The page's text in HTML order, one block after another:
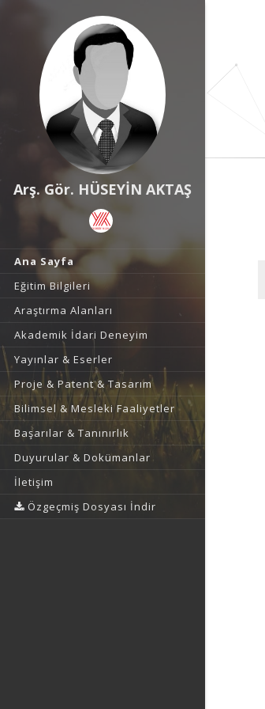
Arş. Gör. HÜSEYİN AKTAŞ
Ana Sayfa
Eğitim Bilgileri
Araştırma Alanları
Akademik İdari Deneyim
Yayınlar & Eserler
Proje & Patent & Tasarım
Bilimsel & Mesleki Faaliyetler
Başarılar & Tanınırlık
Duyurular & Dokümanlar
İletişim
Özgeçmiş Dosyası İndir